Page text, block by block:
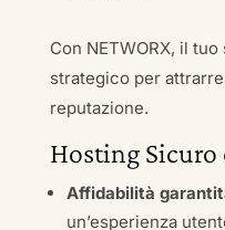
Con NETWORX, il
strategico per
reputazione.
Hosting Sicuro
Affidabilità
un’esperienza